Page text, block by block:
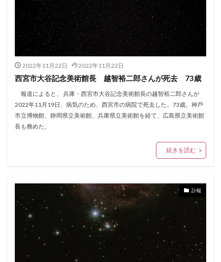
2022年11月22日 2022年11月22日
西宮市大谷記念美術館長 越智裕二郎さんが死去 73歳
報道によると、 兵庫・西宮市大谷記念美術館長の越智裕二郎さんが
2022年11月19日、病気のため、西宮市の病院で死去した。73歳。神⼾
市⽴博物館、静岡県⽴美術館、兵庫県⽴美術館を経て、広島県立美術館
長も務めた。
続きを読む
訃報